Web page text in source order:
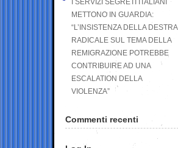
I SERVIZI SEGRETI ITALIANI
METTONO IN GUARDIA:
“L’INSISTENZA DELLA DESTRA
RADICALE SUL TEMA DELLA
REMIGRAZIONE POTREBBE
CONTRIBUIRE AD UNA
ESCALATION DELLA
VIOLENZA”
Commenti recenti